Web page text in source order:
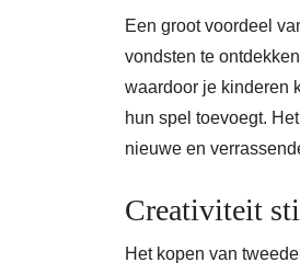
Een groot voordeel
vondsten te
waardoor je kinderen
hun spel toevoegt.
nieuwe en
Creativiteit
Het kopen van